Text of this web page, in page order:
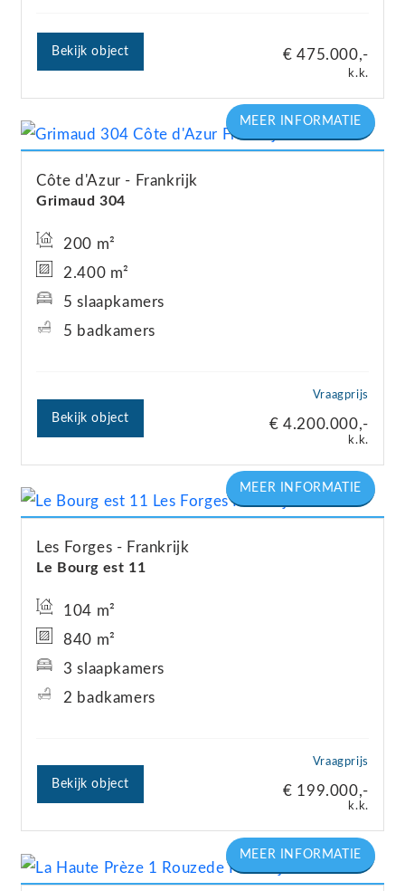
€ 475.000,-
k.k.
Bekijk object
Grimaud 304
Côte d'Azur Frankrijk
Vraagprijs
€ 4.200.000,-
k.k.
200 m²
2.400 m²
5 slaapkamers
5 badkamers
Bekijk object
Le Bourg est 11
Les Forges Frankrijk
Vraagprijs
€ 199.000,-
k.k.
104 m²
840 m²
3 slaapkamers
2 badkamers
Bekijk object